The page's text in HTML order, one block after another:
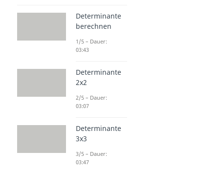
Determinante
berechnen
1/5 – Dauer:
03:43
Determinante
2x2
2/5 – Dauer:
03:07
Determinante
3x3
3/5 – Dauer:
03:47